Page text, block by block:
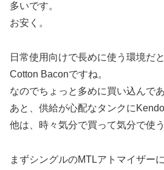
多いです。
お安く。
日常使用向けで長めに使う環境だ
Cotton Baconですね。
なのでちょっと多めに買い込んであ
あと、供給が心配なタンクにKendo
他は、時々気分で買って気分で使う
まずシングルのMTLアトマイザー